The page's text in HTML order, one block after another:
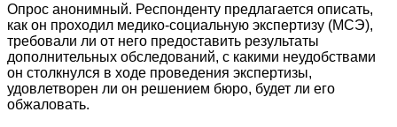
Опрос анонимный. Респонденту предлагается описать,
как он проходил медико-социальную экспертизу (МСЭ),
требовали ли от него предоставить результаты
дополнительных обследований, с какими неудобствами
он столкнулся в ходе проведения экспертизы,
удовлетворен ли он решением бюро, будет ли его
обжаловать.